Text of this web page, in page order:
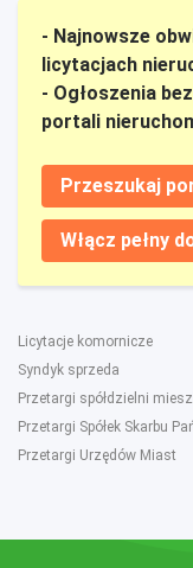
- Najnowsze
licytacjach
- Ogłoszenia
portali
Przeszukaj
Włącz pełny
Licytacje komornicze
Syndyk sprzeda
Przetargi spółdzielni
Przetargi Spółek Skarbu
Przetargi Urzędów Miast